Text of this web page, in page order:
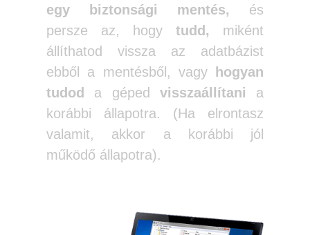
egy biztonsági mentés, és
persze az, hogy tudd, miként
állíthatod vissza az adatbázist
ebből a mentésből, vagy hogyan
tudod a géped visszaállítani a
korábbi állapotra. (Ha elrontasz
valamit, akkor a korábbi jól
működő állapotra).